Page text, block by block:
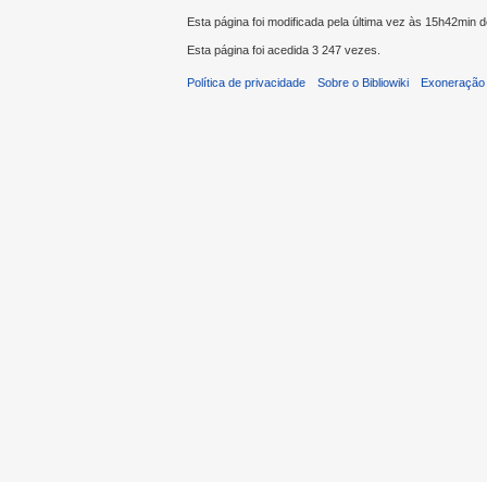
Esta página foi modificada pela última vez às 15h42min
Esta página foi acedida 3 247 vezes.
Política de privacidade Sobre o Bibliowiki